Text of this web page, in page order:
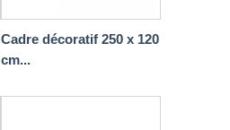
Cadre décoratif 250 x 120
cm...